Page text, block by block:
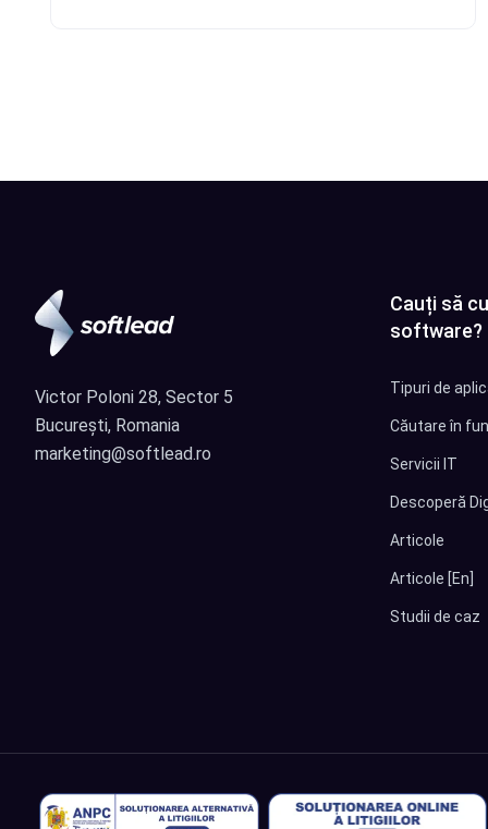
Victor Poloni 28, Sector 5
București, Romania
marketing@softlead.ro
Cauți să
software?
Tipuri de
Căutare în
Servicii IT
Descoperă
Articole
Articole [En]
Studii de caz